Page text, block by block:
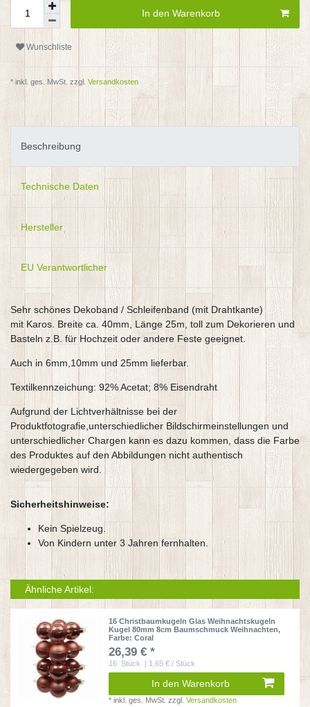
In den Warenkorb
Wunschliste
* inkl. ges. MwSt. zzgl. Versandkosten
Beschreibung
Technische Daten
Hersteller
EU Verantwortlicher
Sehr schönes Dekoband / Schleifenband (mit Drahtkante)
mit Karos. Breite ca. 40mm, Länge 25m, toll zum Dekorieren und
Basteln z.B. für Hochzeit oder andere Feste geeignet.
Auch in 6mm,10mm und 25mm lieferbar.
Textilkennzeichung: 92% Acetat; 8% Eisendraht
Aufgrund der Lichtverhältnisse bei der
Produktfotografie,unterschiedlicher Bildschirmeinstellungen und
unterschiedlicher Chargen kann es dazu kommen, dass die Farbe
des Produktes auf den Abbildungen nicht authentisch
wiedergegeben wird.
Sicherheitshinweise:
Kein Spielzeug.
Von Kindern unter 3 Jahren fernhalten.
Ähnliche Artikel:
16 Christbaumkugeln Glas Weihnachtskugeln
Kugel 80mm 8cm Baumschmuck Weihnachten,
Farbe: Coral
26,39 € *
16 Stück | 1,65 € / Stück
In den Warenkorb
*inkl. ges. MwSt. zzgl.Versandkosten